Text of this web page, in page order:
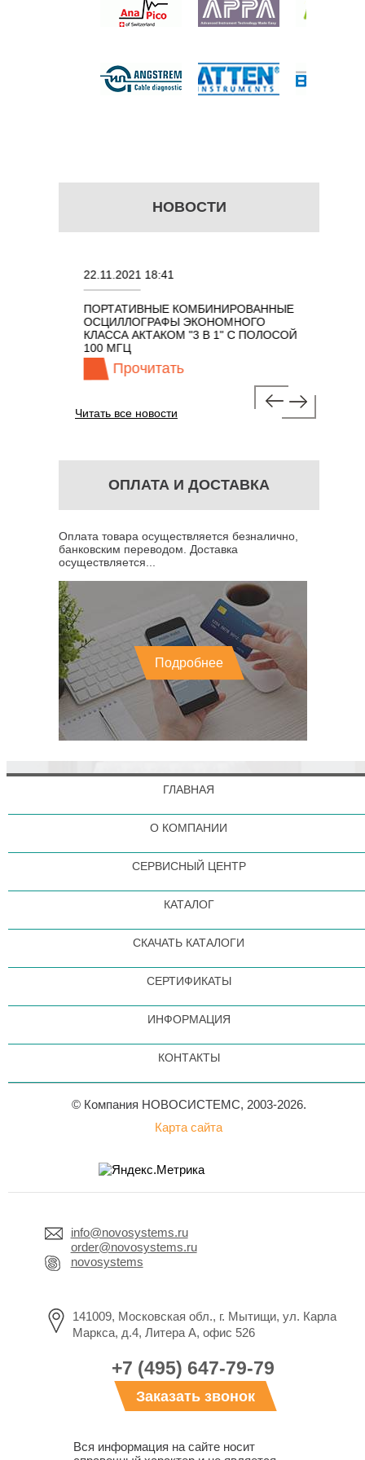
НОВОСТИ
22.11.2021 18:41
ПОРТАТИВНЫЕ КОМБИНИРОВАННЫЕ
ОСЦИЛЛОГРАФЫ ЭКОНОМНОГО
КЛАССА АКТАКОМ "3 В 1" С ПОЛОСОЙ
100 МГЦ
Прочитать
Читать все новости
ОПЛАТА И ДОСТАВКА
Оплата товара осуществляется безналично,
банковским переводом. Доставка
осуществляется...
Подробнее
ГЛАВНАЯ
О КОМПАНИИ
СЕРВИСНЫЙ ЦЕНТР
КАТАЛОГ
СКАЧАТЬ КАТАЛОГИ
СЕРТИФИКАТЫ
ИНФОРМАЦИЯ
КОНТАКТЫ
© Компания НОВОСИСТЕМС, 2003-2026.
Карта сайта
info@novosystems.ru
order@novosystems.ru
novosystems
141009, Московская обл., г. Мытищи, ул. Карла
Маркса, д.4, Литера А, офис 526
+7 (495) 647-79-79
Заказать звонок
Вся информация на сайте носит